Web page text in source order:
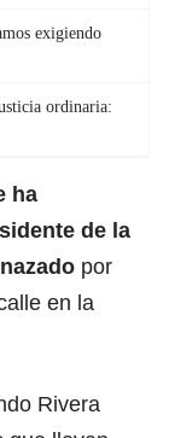
exigiendo
ordinaria:
ha
de la
por
en la
Rivera